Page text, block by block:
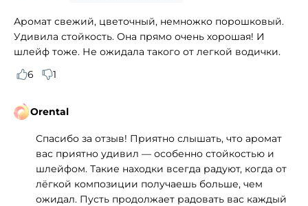
Аромат свежий, цветочный, немножко порошковый.
Удивила стойкость. Она прямо очень хорошая! И
шлейф тоже. Не ожидала такого от легкой водички.
6
1
Orental
Спасибо за отзыв! Приятно слышать, что аромат
вас приятно удивил — особенно стойкостью и
шлейфом. Такие находки всегда радуют, когда от
лёгкой композиции получаешь больше, чем
ожидал. Пусть продолжает радовать вас каждый